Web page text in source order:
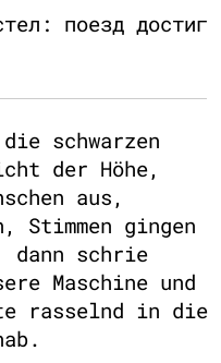
поезд достиг
schwarzen
der Höhe,
aus,
Stimmen gingen
dann schrie
Maschine und
rasselnd in die